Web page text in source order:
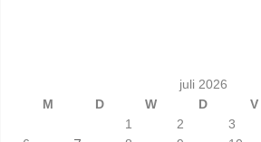
juli 2026
M
D W D V
1
2 3